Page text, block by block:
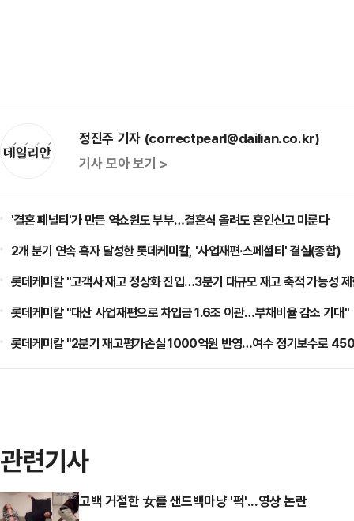
정진주 기자 (correctpearl@dailian.co.kr)
기사 모아 보기 >
'결혼 페널티'가 만든 역쇼윈도 부부…결혼식 올려도 혼인신고 미룬다
2개 분기 연속 흑자 달성한 롯데케미칼, '사업재편·스페셜티' 결실(종합)
롯데케미칼 "고객사 재고 정상화 진입…3분기 대규모 재고 축적 가능성
롯데케미칼 "대산 사업재편으로 차입금 1.6조 이관…부채비율 감소 기대"
롯데케미칼 "2분기 재고평가손실 1000억원 반영…여수 정기보수로
관련기사
고백 거절한 女를 샌드백마냥 '퍽'...영상 논란